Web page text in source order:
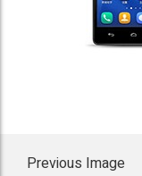
Previous Image